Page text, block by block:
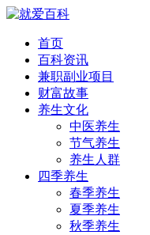
首页
百科资讯
兼职副业项目
财富故事
养生文化
中医养生
节气养生
养生人群
四季养生
春季养生
夏季养生
秋季养生